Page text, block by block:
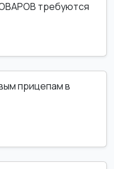
требуются
прицепам в